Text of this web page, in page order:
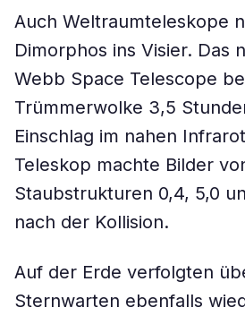
Auch Weltraumteleskope
Dimorphos ins Visier. Das
Webb Space Telescope
Trümmerwolke 3,5
Einschlag im nahen
Teleskop machte Bilder
Staubstrukturen 0,4, 5,0
nach der Kollision.
Auf der Erde verfolgten
Sternwarten ebenfalls